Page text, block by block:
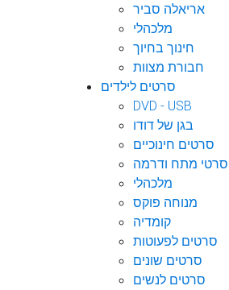
אריאלה סביר
מלכהלי
חינוך בחיוך
חבורת מצוות
סרטים לילדים
DVD - USB
בגן של דודו
סרטים חינוכיים
סרטי מתח ודרמה
מלכהלי
מנוחה פוקס
קומדיה
סרטים לפעוטות
סרטים שונים
סרטים לנשים